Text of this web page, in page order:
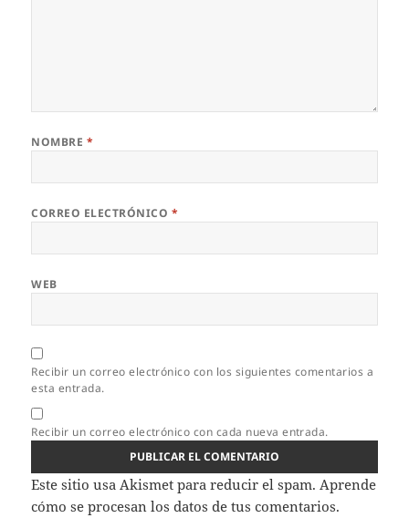
NOMBRE *
CORREO ELECTRÓNICO *
WEB
Recibir un correo electrónico con los siguientes comentarios a
esta entrada.
Recibir un correo electrónico con cada nueva entrada.
Este sitio usa Akismet para reducir el spam. Aprende
cómo se procesan los datos de tus comentarios.